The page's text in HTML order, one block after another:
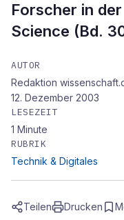
Forscher in
Science (Bd.
AUTOR
Redaktion
12. Dezember 2003
LESEZEIT
1 Minute
RUBRIK
Technik & Digitales
Teilen Drucken